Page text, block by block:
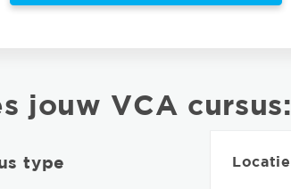
jouw VCA cursus:
type Locatie